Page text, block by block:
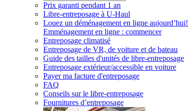
Prix garanti pendant 1 an
Libre-entreposage à U-Haul
Louez un déménagement en ligne aujourd’hui!
Emménagement en ligne : commencer
Entreposage climatisé
Entreposage de VR, de voiture et de bateau
Guide des tailles d'unités de libre-entreposage
Entreposage extérieur/accessible en voiture
Payer ma facture d'entreposage
FAQ
Conseils sur le libre-entreposage
Fournitures d’entreposage